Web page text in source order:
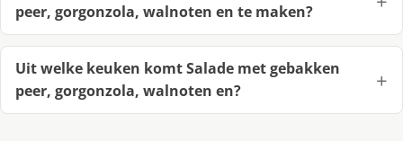
peer, gorgonzola, walnoten en te maken?
Uit welke keuken komt Salade met gebakken
peer, gorgonzola, walnoten en?